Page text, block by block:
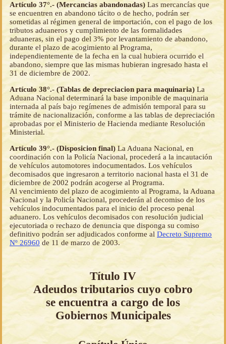
Artículo 37°.- (Mercancias abandonadas) Las mercancías que
se encuentren en abandono tácito o de hecho, podrán ser
sometidas al régimen general de importación, con el pago de los
tributos aduaneros y cumplimiento de las formalidades
aduaneras, sin el pago del 3% por levantamiento de abandono,
durante el plazo de acogimiento al Programa,
independientemente de la fecha en la cual hubiera ocurrido el
abandono, siempre que las mismas hubieran ingresado hasta el
31 de diciembre de 2002.
Artículo 38°.- (Tablas de depreciacion para maquinaria) La
Aduana Nacional determinará la base imponible de maquinaria
internada al país bajo regímenes de admisión temporal para su
trámite de nacionalización, conforme a las tablas de depreciación
aprobadas por el Ministerio de Hacienda mediante Resolución
Ministerial.
Artículo 39°.- (Disposicion final)La Aduana Nacional, en
coordinación con la Policía Nacional, procederá a la incautación
de vehículos automotores indocumentados. Los vehículos
decomisados que ingresaron a territorio nacional hasta el 31 de
diciembre de 2002 podrán acogerse al Programa.
Al vencimiento del plazo de acogimiento al Programa, la Aduana
Nacional y la Policía Nacional, procederán al decomiso de los
vehículos indocumentados para el inicio del proceso penal
aduanero. Los vehículos decomisados con resolución judicial
ejecutoriada o rechazo de denuncia que disponga su comiso
definitivo podrán ser adjudicados conforme al Decreto Supremo
Nº 26960 de 11 de marzo de 2003.
Título IV
Adeudos tributarios cuyo cobro
se encuentra a cargo de los
Gobiernos Municipales